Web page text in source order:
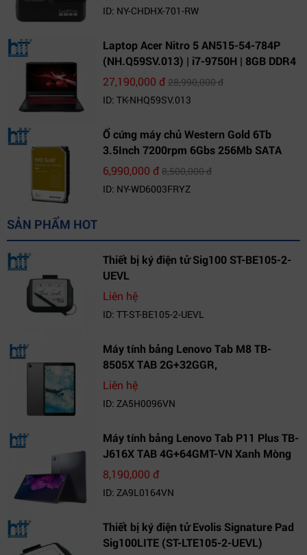
ID: NY-CHDHX-701-RW
Laptop Acer Nitro 5 AN515-54-784P
(NH.Q59SV.013) | i7-9750H | 8GB DDR4
| 1TB HDD | GeForce GTX 1650 4GB |
27,190,000 đ28,990,000 đ
ID: TK-NHQ59SV.013
Ổ cứng máy chủ Western Gold 6Tb
3.5Inch 7200rpm 6Gbs 256Mb SATA
(WD6003FRYZ)
6,990,000 đ8,500,000 đ
ID: NY-WD6003FRYZ
SẢN PHẨM HOT
Thiết bị ký điện tử Sig100 ST-BE105-2-
UEVL
Liên hệ
ID: TT-ST-BE105-2-UEVL
Máy tính bảng Lenovo Tab M8 TB-
8505X TAB 2G+32GGR,
VN_ZA5H0096VN
Liên hệ
ID: ZA5H0096VN
Máy tính bảng Lenovo Tab P11 Plus TB-
J616X TAB 4G+64GMT-VN Xanh Mòng
Két_ZA9L0164VN
8,190,000 đ
ID: ZA9L0164VN
Thiết bị ký điện tử Evolis Signature Pad
Sig100LITE (ST-LTE105-2-UEVL)